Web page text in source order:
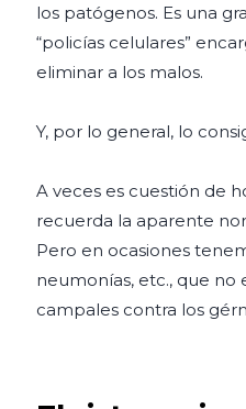
los patógenos. Es una
“policías celulares”
eliminar a los malos.
Y, por lo general, lo
A veces es cuestión de
recuerda la aparente
Pero en ocasiones
neumonías, etc., que no
campales contra los